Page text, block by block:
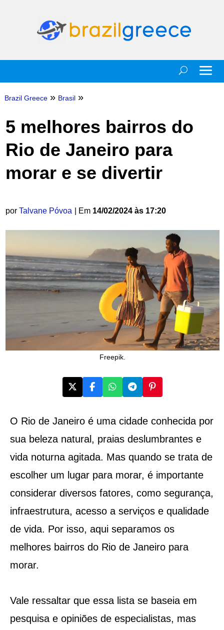
Brazil Greece » Brasil »
5 melhores bairros do
Rio de Janeiro para
morar e se divertir
por Talvane Póvoa | Em 14/02/2024 às 17:20
Freepik.
O Rio de Janeiro é uma cidade conhecida por
sua beleza natural, praias deslumbrantes e
vida noturna agitada. Mas quando se trata de
escolher um lugar para morar, é importante
considerar diversos fatores, como segurança,
infraestrutura, acesso a serviços e qualidade
de vida. Por isso, aqui separamos os
melhores bairros do Rio de Janeiro para
morar.
Vale ressaltar que essa lista se baseia em
pesquisa e opiniões de especialistas, mas